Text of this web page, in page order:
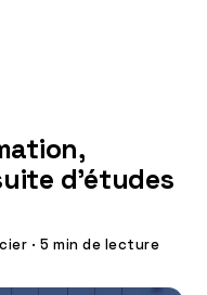
d’études
· 5 min de lecture